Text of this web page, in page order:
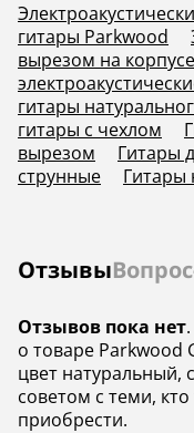
гитары Parkwood
вырезом на корпусе
гитары
гитары с чехлом
вырезом
Гитары
струнные
Гитары
Отзывы
Отзывов пока нет
о товаре Parkwood
цвет натуральный,
советом с теми,
приобрести.